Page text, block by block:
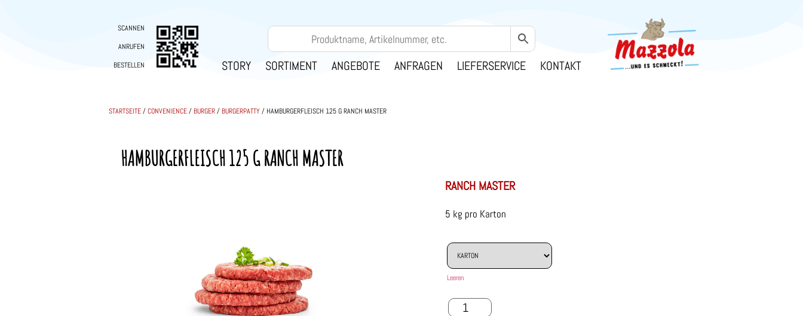
SCANNEN
ANRUFEN
BESTELLEN
STORY SORTIMENT ANGEBOTE ANFRAGEN LIEFERSERVICE KONTAKT
STARTSEITE/CONVENIENCE/ BURGER/ BURGERPATTY / HAMBURGERFLEISCH 125 G RANCH MASTER
HAMBURGERFLEISCH 125 G RANCH MASTER
RANCH MASTER
5 kg pro Karton
Leeren